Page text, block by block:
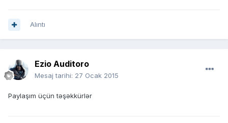
Alıntı
Ezio Auditoro
Mesaj tarihi: 27 Ocak 2015
Paylaşım üçün təşəkkürlər